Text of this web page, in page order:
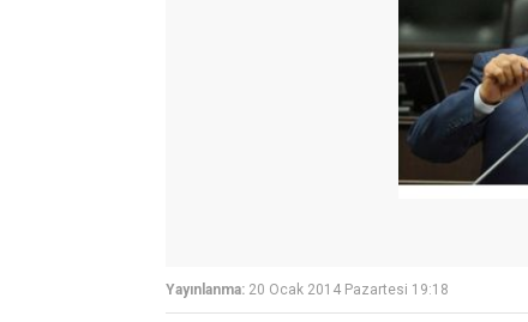
Yayınlanma: 20 Ocak 2014 Pazartesi 19:18